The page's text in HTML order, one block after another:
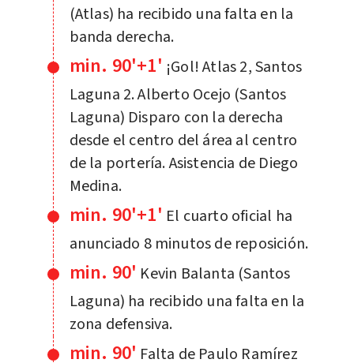
(Atlas) ha recibido una falta en la
banda derecha.
min. 90'+1' ¡Gol! Atlas 2, Santos
Laguna 2. Alberto Ocejo (Santos
Laguna) Disparo con la derecha
desde el centro del área al centro
de la portería. Asistencia de Diego
Medina.
min. 90'+1' El cuarto oficial ha
anunciado 8 minutos de reposición.
min. 90' Kevin Balanta (Santos
Laguna) ha recibido una falta en la
zona defensiva.
min. 90' Falta de Paulo Ramírez